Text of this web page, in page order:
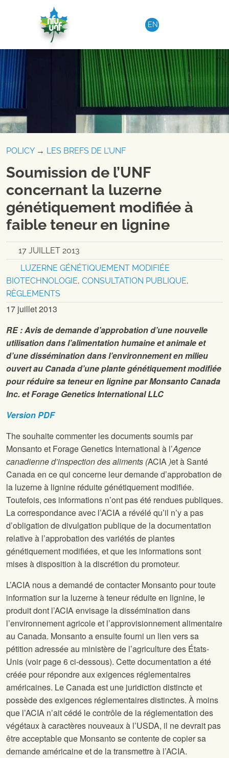
Aller au contenu
EN
POLICY→ LES BREFS DE L'UNF
Soumission de l’UNF
concernant la luzerne
génétiquement modifiée à
faible teneur en lignine
17 JUILLET 2013
LUZERNE GÉNÉTIQUEMENT MODIFIÉE
BIOTECHNOLOGIE, CONSULTATION PUBLIQUE,
RÈGLEMENTS
17 juillet 2013
RE : Avis de demande d’approbation d’une nouvelle
utilisation dans l’alimentation humaine et animale et
d’une dissémination dans l’environnement en milieu
ouvert au Canada d’une plante génétiquement modifiée
pour réduire sa teneur en lignine par Monsanto Canada
Inc. et Forage Genetics International LLC
Version PDF
Thesouhaite commenter les documents soumis par
Monsanto et Forage Genetics International à l’Agence
canadienne d’inspection des aliments (ACIA )et à Santé
Canada en ce qui concerne leur demande d’approbation de
la luzerne à lignine réduite génétiquement modifiée.
Toutefois, ces informations n’ont pas été rendues publiques.
La correspondance avec l’ACIA a révélé qu’il n’y a pas
d’obligation de divulgation publique de la documentation
relative à l’approbation des variétés de plantes
génétiquement modifiées, et que les informations sont
mises à disposition à la discrétion du promoteur.
L’ACIA nous a demandé de contacter Monsanto pour toute
information sur la luzerne à teneur réduite en lignine, le
produit dont l’ACIA envisage la dissémination dans
l’environnement agricole et l’approvisionnement alimentaire
au Canada. Monsanto a ensuite fourni un lien vers sa
pétition adressée au ministère de l’agriculture des États-
Unis (voir page 6 ci-dessous). Cette documentation a été
créée pour répondre aux exigences réglementaires
américaines. Le Canada est une juridiction distincte et
possède des exigences réglementaires distinctes. À moins
que l’ACIA n’ait cédé le contrôle de la réglementation des
végétaux à caractères nouveaux à l’USDA, il ne devrait pas
être acceptable que Monsanto se contente de copier sa
demande américaine et de la transmettre à l’ACIA.